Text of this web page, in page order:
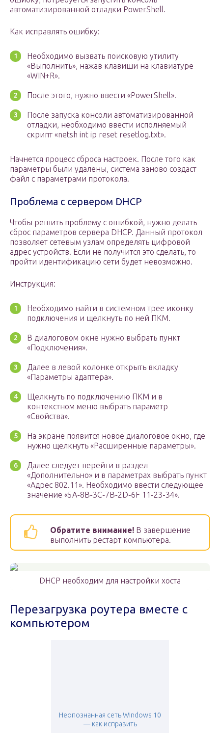
автоматизированной отладки PowerShell.
Как исправлять ошибку:
Необходимо вызвать поисковую утилиту
«Выполнить», нажав клавиши на клавиатуре
«WIN+R».
После этого, нужно ввести «PowerShell».
После запуска консоли автоматизированной
отладки, необходимо ввести исполняемый
скрипт «netsh int ip reset resetlog.txt».
Начнется процесс сброса настроек. После того как
параметры были удалены, система заново создаст
файл с параметрами протокола.
Проблема с сервером DHCP
Чтобы решить проблему с ошибкой, нужно делать
сброс параметров сервера DHCP. Данный протокол
позволяет сетевым узлам определять цифровой
адрес устройств. Если не получится это сделать, то
пройти идентификацию сети будет невозможно.
Инструкция:
Необходимо найти в системном трее иконку
подключения и щелкнуть по ней ПКМ.
В диалоговом окне нужно выбрать пункт
«Подключения».
Далее в левой колонке открыть вкладку
«Параметры адаптера».
Щелкнуть по подключению ПКМ и в
контекстном меню выбрать параметр
«Свойства».
На экране появится новое диалоговое окно, где
нужно щелкнуть «Расширенные параметры».
Далее следует перейти в раздел
«Дополнительно» и в параметрах выбрать пункт
«Адрес 802.11». Необходимо ввести следующее
значение «5A-8B-3C-7B-2D-6F 11-23-34».
Обратите внимание! В завершение
выполнить рестарт компьютера.
DHCP необходим для настройки хоста
Перезагрузка роутера вместе с
компьютером
Неопознанная сеть Windows 10
— как исправить